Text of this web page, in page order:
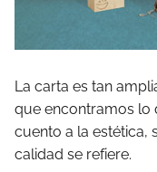
La carta es tan
que encontramos lo
cuento a la estética,
calidad se refiere.